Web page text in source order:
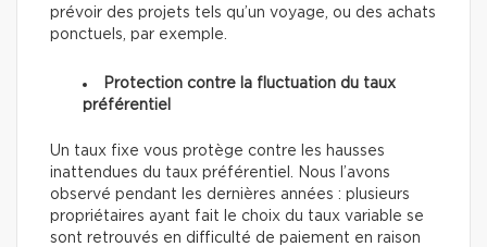
prévoir des projets tels qu’un voyage, ou des achats
ponctuels, par exemple.
Protection contre la fluctuation du taux
préférentiel
Un taux fixe vous protège contre les hausses
inattendues du taux préférentiel. Nous l’avons
observé pendant les dernières années : plusieurs
propriétaires ayant fait le choix du taux variable se
sont retrouvés en difficulté de paiement en raison